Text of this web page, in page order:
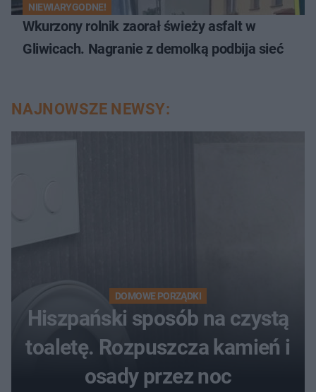
NIEWIARYGODNE!
Wkurzony rolnik zaorał świeży asfalt w
Gliwicach. Nagranie z demolką podbija sieć
NAJNOWSZE NEWSY:
DOMOWE PORZĄDKI
Hiszpański sposób na czystą
toaletę. Rozpuszcza kamień i
osady przez noc